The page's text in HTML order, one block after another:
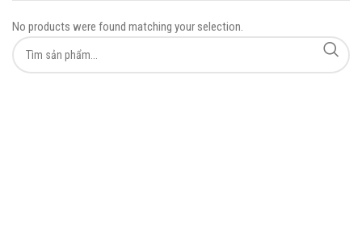
No products were found matching your selection.